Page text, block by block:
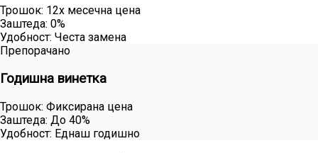
Трошок: 12x месечна цена
Заштеда: 0%
Удобност: Честа замена
Препорачано
Годишна винетка
Трошок: Фиксирана цена
Заштеда: До 40%
Удобност: Еднаш годишно